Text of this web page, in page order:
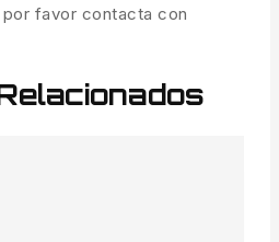
favor contacta con